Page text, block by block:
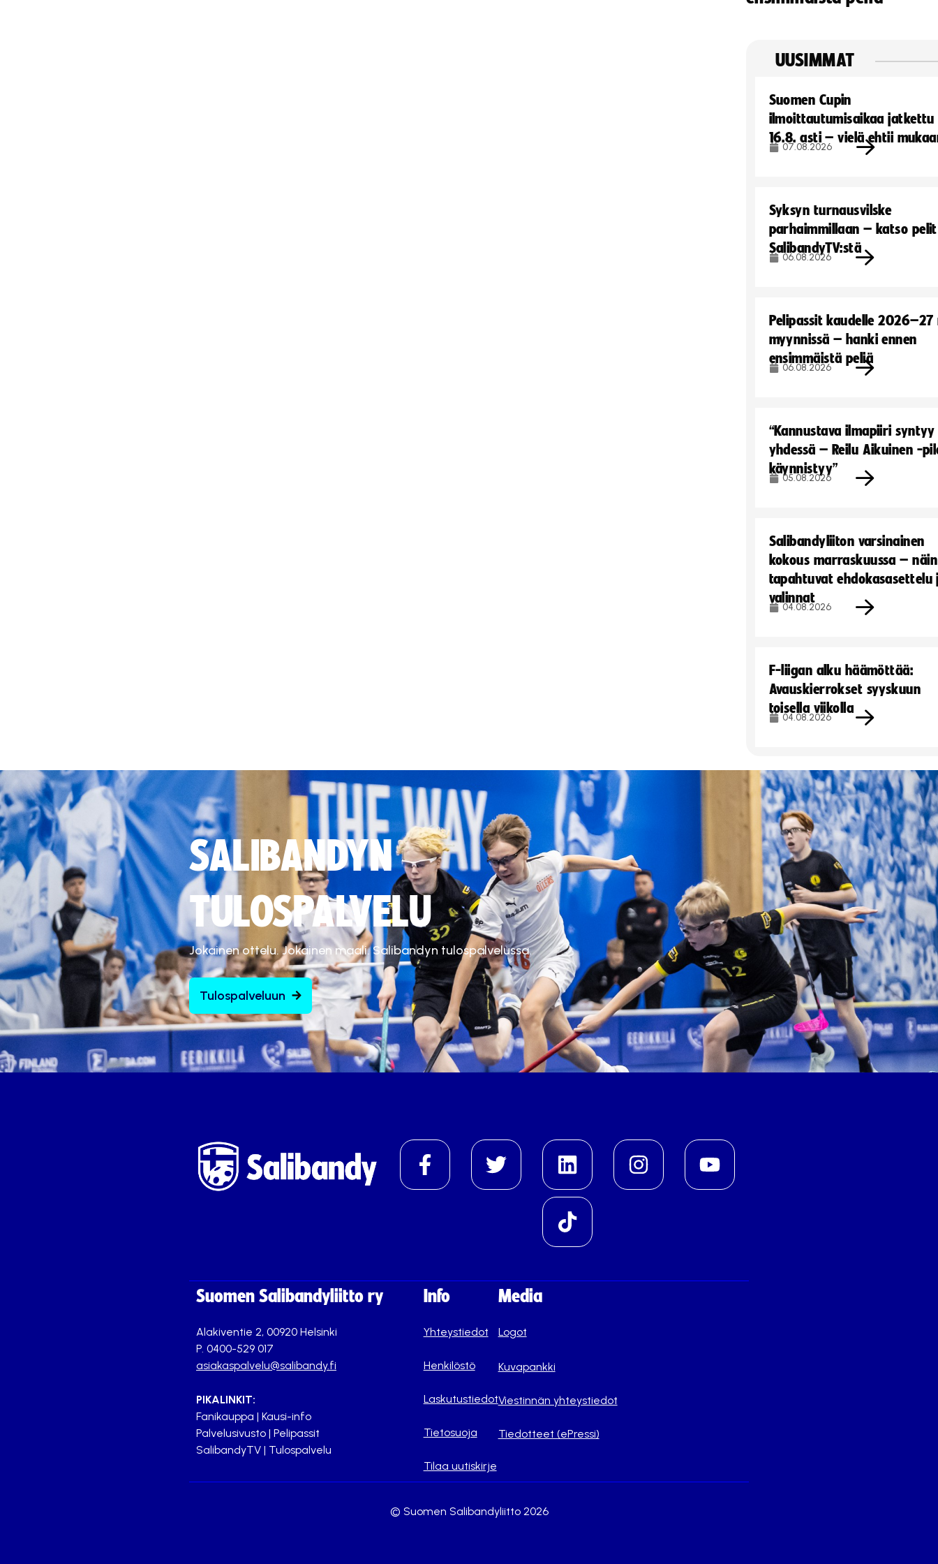
UUSIMMAT
Suomen Cupin
ilmoittautumisaikaa jatkettu
16.8. asti – vielä ehtii
07.08.2026
Syksyn turnausvilske
parhaimmillaan – katso pelit
SalibandyTV:stä
06.08.2026
Pelipassit kaudelle
myynnissä – hanki ennen
ensimmäistä peliä
06.08.2026
“Kannustava ilmapiiri syntyy
yhdessä – Reilu Aikuinen -
käynnistyy”
05.08.2026
Salibandyliiton varsinainen
kokous marraskuussa – näin
tapahtuvat ehdokasasettelu
valinnat
04.08.2026
F-liigan alku häämöttää:
Avauskierrokset syyskuun
toisella viikolla
04.08.2026
SALIBANDYN
TULOSPALVELU
Jokainen ottelu. Jokainen maali. Salibandyn tulospalvelussa.
Tulospalveluun
Suomen Salibandyliitto ry
Alakiventie 2, 00920 Helsinki
P. 0400-529 017
asiakaspalvelu@salibandy.fi
PIKALINKIT:
Fanikauppa | Kausi-info
Palvelusivusto | Pelipassit
SalibandyTV | Tulospalvelu
Info
Yhteystiedot
Henkilöstö
Laskutustiedot
Tietosuoja
Tilaa uutiskirje
Media
Logot
Kuvapankki
Viestinnän yhteystiedot
Tiedotteet (ePressi)
© Suomen Salibandyliitto 2026